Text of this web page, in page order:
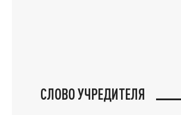
СЛОВО УЧРЕДИТЕЛЯ